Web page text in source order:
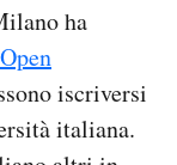
ha
iscriversi
italiana.